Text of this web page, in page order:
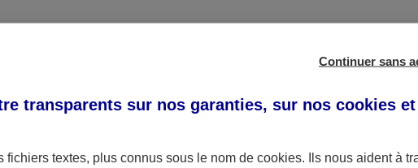
Continuer sans
transparents sur nos garanties, sur nos cookies et
fichiers textes, plus connus sous le nom de cookies . Ils nous aident à